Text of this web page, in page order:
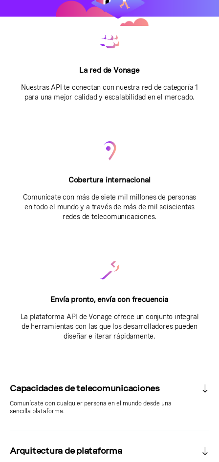
La red de Vonage
Nuestras API te conectan con nuestra red de categoría 1
para una mejor calidad y escalabilidad en el mercado.
Cobertura internacional
Comunícate con más de siete mil millones de personas
en todo el mundo y a través de más de mil seiscientas
redes de telecomunicaciones.
Envía pronto, envía con frecuencia
La plataforma API de Vonage ofrece un conjunto integral
de herramientas con las que los desarrolladores pueden
diseñar e iterar rápidamente.
Capacidades de telecomunicaciones
Comunícate con cualquier persona en el mundo desde una
sencilla plataforma.
Arquitectura de plataforma